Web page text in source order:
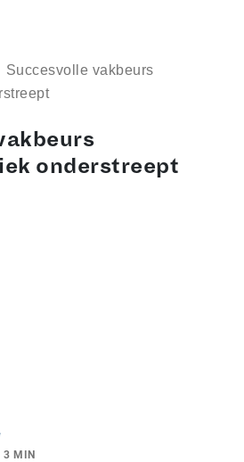
Succesvolle vakbeurs
onderstreept
3 MIN